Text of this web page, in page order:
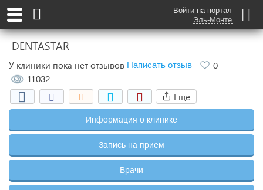
Войти на портал
Эль-Монте
DENTASTAR
У клиники пока нет отзывов Написать отзыв
0
11032
Еще
Информация о клинике
Запись на прием
Врачи